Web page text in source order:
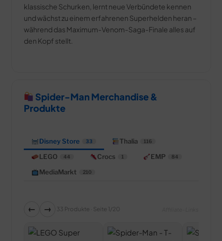
klassische Schurken, lernt neue Verbündete kennen
und wächst zu einem erfahrenen Superhelden heran –
während das Maximum-Venom-Saga-Finale alles auf
den Kopf stellt.
Spider-Man Merchandise &
Produkte
Disney Store 33 Thalia 116
LEGO 44 Crocs 1 EMP 84
MediaMarkt 210
← → 33 Produkte · Seite 1/20